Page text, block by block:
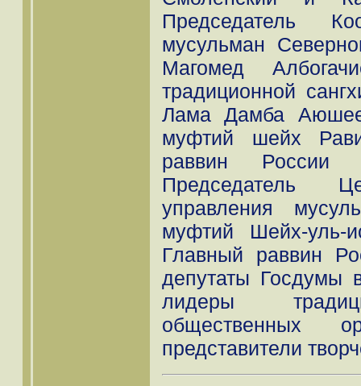
Председатель
мусульман
Магомед
традиционной
Лама Дамба
муфтий шейх
раввин
Председатель
управления
муфтий Шейх-уль-
Главный раввин
депутаты
лидеры
общественных
представители